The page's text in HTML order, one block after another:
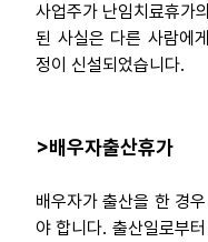
사업주가 난임치료휴가
된 사실은 다른 사람에
정이 신설되었습니다.
>배우자출산휴가
배우자가 출산을 한 경
야 합니다. 출산일로부